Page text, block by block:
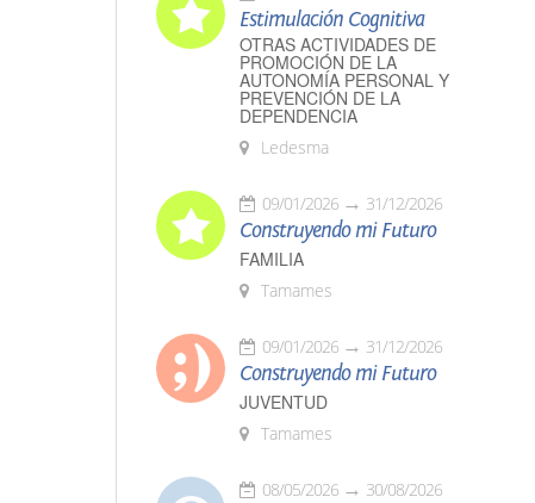
Estimulación Cognitiva
OTRAS ACTIVIDADES DE
PROMOCIÓN DE LA
AUTONOMÍA PERSONAL Y
PREVENCIÓN DE LA
DEPENDENCIA
Ledesma
09/01/2026 31/12/2026
Construyendo mi Futuro
FAMILIA
Tamames
09/01/2026 31/12/2026
Construyendo mi Futuro
JUVENTUD
Tamames
08/05/2026 30/08/2026